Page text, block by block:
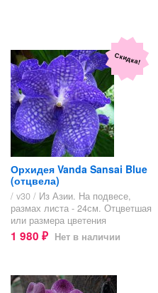
Скидка!
Орхидея Vanda Sansai Blue
(отцвела)
/ v30 / Из Азии. На подвесе,
размах листа - 24см. Отцветшая
или размера цветения
1 980 ₽ Нет в наличии